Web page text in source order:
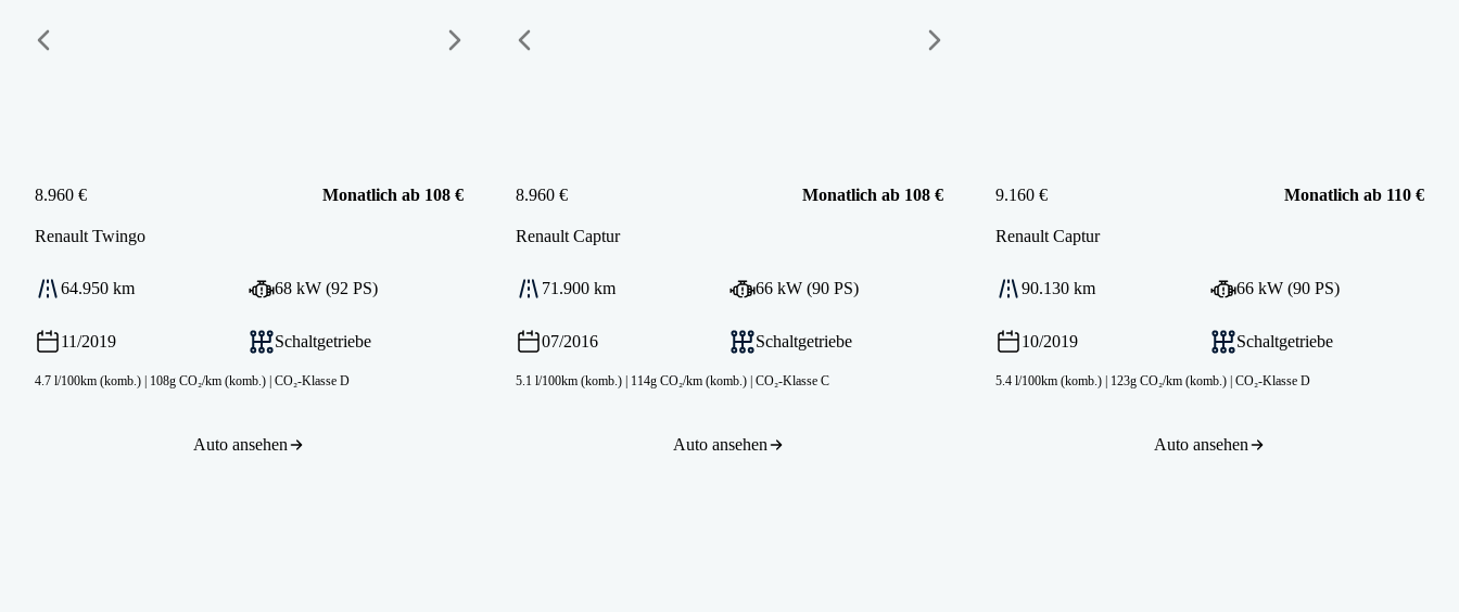
8.960 € Monatlich ab 108 €
Renault Twingo
64.950 km 68 kW (92 PS)
11/2019 Schaltgetriebe
4.7 l/100km (komb.) | 108g CO₂/km (komb.) | CO₂-Klasse D
Auto ansehen
8.960 € Monatlich ab 108 €
Renault Captur
71.900 km 66 kW (90 PS)
07/2016 Schaltgetriebe
5.1 l/100km (komb.) | 114g CO₂/km (komb.) | CO₂-Klasse C
Auto ansehen
9.160 € Monatlich ab 110 €
Renault Captur
90.130 km 66 kW (90 PS)
10/2019 Schaltgetriebe
5.4 l/100km (komb.) | 123g CO₂/km (komb.) | CO₂-Klasse D
Auto ansehen